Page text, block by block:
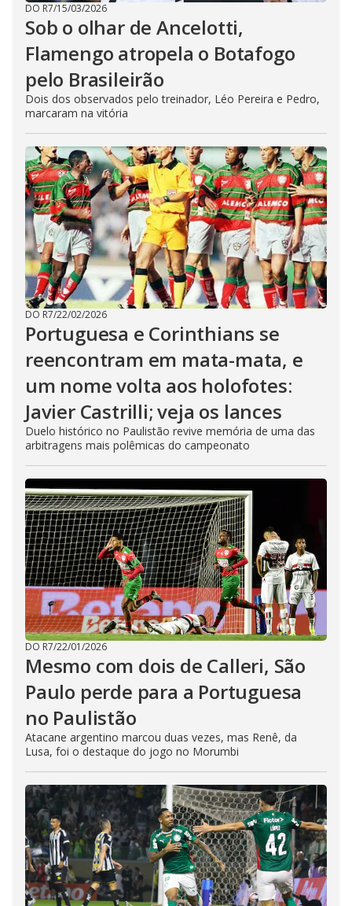
DO R7/15/03/2026
Sob o olhar de Ancelotti,
Flamengo atropela o Botafogo
pelo Brasileirão
Dois dos observados pelo treinador, Léo Pereira e Pedro,
marcaram na vitória
DO R7/22/02/2026
Portuguesa e Corinthians se
reencontram em mata-mata, e
um nome volta aos holofotes:
Javier Castrilli; veja os lances
Duelo histórico no Paulistão revive memória de uma das
arbitragens mais polêmicas do campeonato
DO R7/22/01/2026
Mesmo com dois de Calleri, São
Paulo perde para a Portuguesa
no Paulistão
Atacane argentino marcou duas vezes, mas Renê, da
Lusa, foi o destaque do jogo no Morumbi